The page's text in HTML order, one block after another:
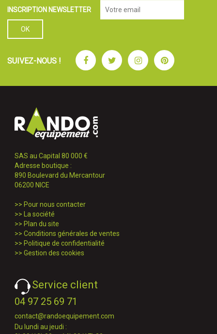
INSCRIPTION NEWSLETTER
SUIVEZ-NOUS ! FacebookTwitterInstagramPinterest
SAS au Capital 80 000 €
Adresse boutique :
890 Boulevard du Mercantour
06200 NICE
>> Pour nous contacter
>>
La société
>> Plan du site
>> Conditions générales de ventes
>> Politique de confidentialité
>> Gestion des cookies
Service client
04 97 25 69 71
contact@randoequipement.com
Du lundi au jeudi :